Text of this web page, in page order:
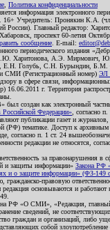
Политика конфиденциальности
информация электронного
Учредитель: Пронякин К.А.
России). Главный редактор:
проспект 60-летия
сообщение . E-mail:
периодического издания
Харитонова, А.Э. Мирмович,
Голубь, С.Н. Бурындин, Б.М.
СМИ (Регистрационный номер) ЭЛ
в сфере связи,
16.06.2011 г. Территория
создан как электронный
Федерации» , согласно
публикации газет и
(РФ) тематике. Доступ к архивным
согласно п. 1 ст. 24
редакции не относятся,
за правонарушения в
и защиты информации» Закона РФ
и о защите информации» (ФЗ-149
правовую
основываются и работают
РФ «О СМИ», «Редакция,
сведений, не
граждан и организаций, либо
собой злоупотребление